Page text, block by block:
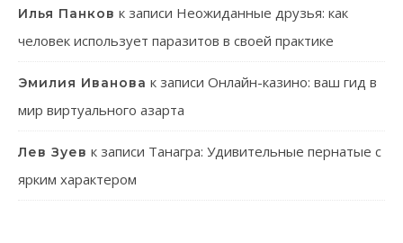
Илья Панков к записи Неожиданные друзья: как
человек использует паразитов в своей практике
Эмилия Иванова к записи Онлайн-казино: ваш гид в
мир виртуального азарта
Лев Зуев к записи Танагра: Удивительные пернатые с
ярким характером